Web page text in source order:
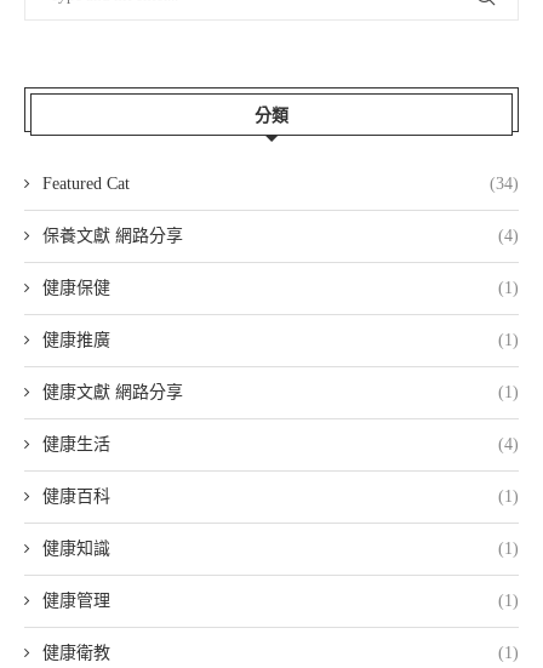
分類
Featured Cat (34)
保養文獻 網路分享 (4)
健康保健 (1)
健康推廣 (1)
健康文獻 網路分享 (1)
健康生活 (4)
健康百科 (1)
健康知識 (1)
健康管理 (1)
健康衛教 (1)